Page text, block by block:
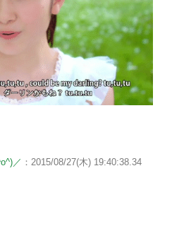
／ ：2015/08/27(木) 19:40:38.34